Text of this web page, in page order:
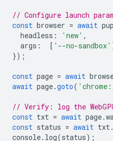
// Configure launch
const browser = await
headless : 'new' ,
args : [ '--no-sandbox'
});
const page = await
await page.goto(
// Verify: log the
const txt = await page.
const status = await txt.
console. log(status);